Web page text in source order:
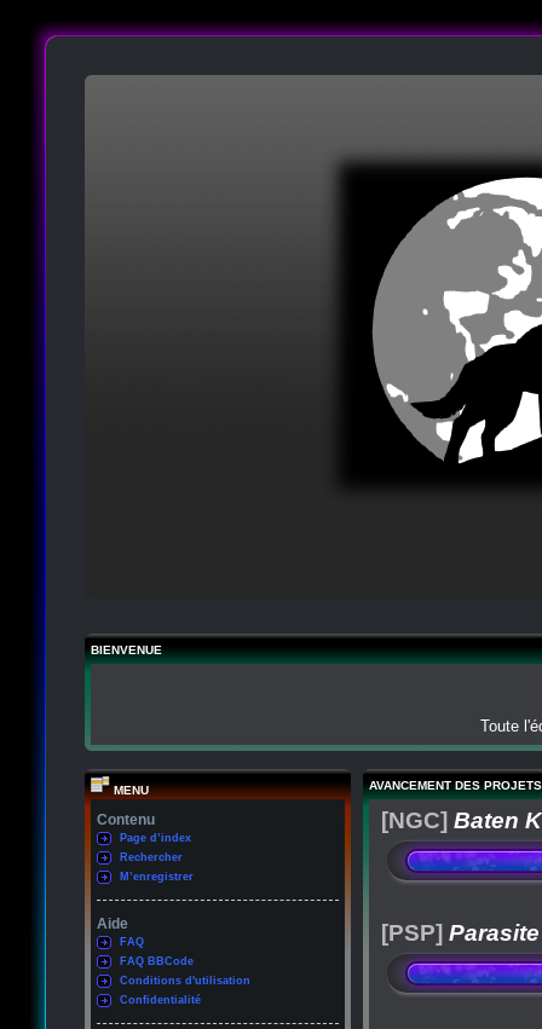
BIENVENUE
Toute
MENU
Contenu
Page d’index
Rechercher
M’enregistrer
Aide
FAQ
FAQ BBCode
Conditions d'utilisation
Confidentialité
AVANCEMENT DES PROJETS
[NGC] Baten
[PSP]